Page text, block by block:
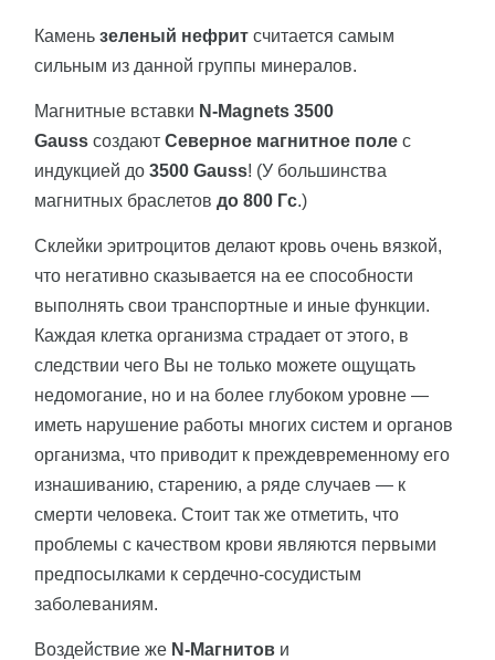
Камень зеленый нефрит считается самым
сильным из данной группы минералов.
Магнитные вставки N-Magnets 3500
Gauss создают Северное магнитное поле с
индукцией до 3500 Gauss! (У большинства
магнитных браслетов до 800 Гс.)
Склейки эритроцитов делают кровь очень вязкой,
что негативно сказывается на ее способности
выполнять свои транспортные и иные функции.
Каждая клетка организма страдает от этого, в
следствии чего Вы не только можете ощущать
недомогание, но и на более глубоком уровне —
иметь нарушение работы многих систем и органов
организма, что приводит к преждевременному его
изнашиванию, старению, а ряде случаев — к
смерти человека. Стоит так же отметить, что
проблемы с качеством крови являются первыми
предпосылками к сердечно-сосудистым
заболеваниям.
Воздействие же N-Магнитов и